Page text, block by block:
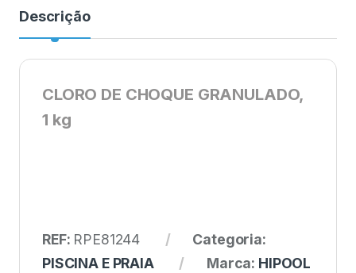
Descrição
CLORO DE CHOQUE GRANULADO,
1 kg
REF: RPE81244
Categoria:
PISCINA E PRAIA
Marca: HIPOOL